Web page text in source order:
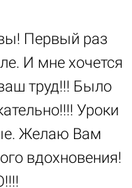
Первый раз
И мне хочется
труд!!! Было
Уроки
Желаю Вам
вдохновения!